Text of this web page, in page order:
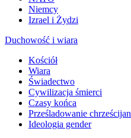
Niemcy
Izrael i Żydzi
Duchowość i wiara
Kościół
Wiara
Świadectwo
Cywilizacja śmierci
Czasy końca
Prześladowanie chrześcijan
Ideologia gender